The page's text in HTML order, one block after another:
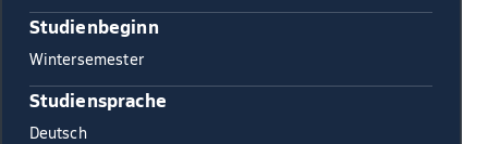
Studienbeginn
Wintersemester
Studiensprache
Deutsch